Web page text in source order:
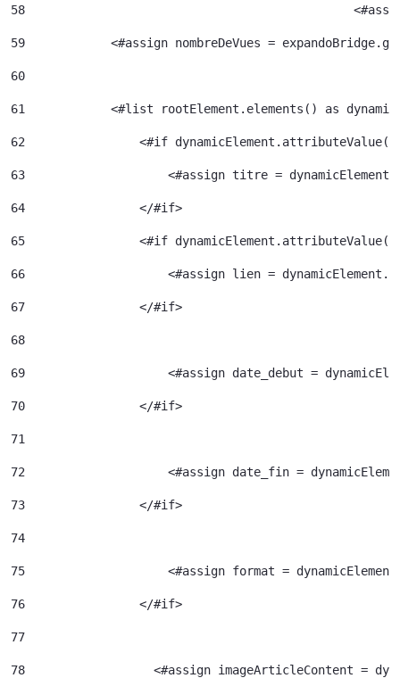
58
59
<#assign nombreDeVues =
60
61
<#list rootElement.elements() as
62
<#if
63
<#assign titre =
64
                </#if>
65
<#if
66
<#assign lien =
67
                </#if>
68
69
<#assign date_debut =
70
                </#if>
71
72
<#assign date_fin =
73
                </#if>
74
75
<#assign format =
76
                </#if>
77
78
<#assign imageArticleContent =